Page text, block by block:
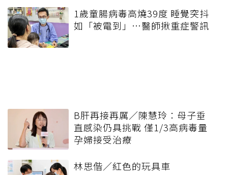
1歲童腸病毒高燒39度 睡覺突抖
如「被電到」…醫師揪重症警訊
B肝再接再厲／陳慧玲：母子垂
直感染仍具挑戰 僅1/3高病毒量
孕婦接受治療
林思偕／紅色的玩具車